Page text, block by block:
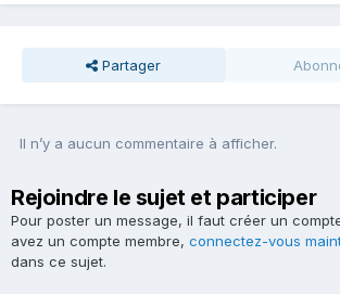
Partager
Il n’y a aucun commentaire à afficher.
Rejoindre le sujet et participer
Pour poster un message, il faut créer un
avez un compte membre, connectez-vous
dans ce sujet.